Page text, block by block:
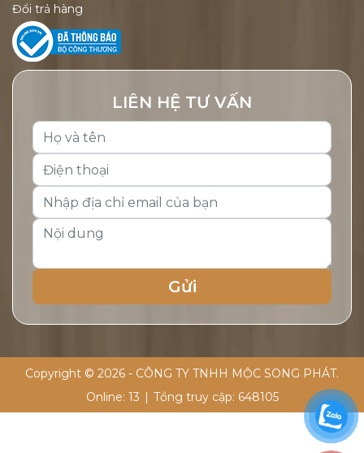
Đổi trả hàng
LIÊN HỆ TƯ VẤN
Copyright © 2026 - CÔNG TY TNHH MỘC SONG PHÁT.
Online: 13 Tổng truy cập: 648105